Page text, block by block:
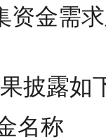
资金需
果披露如
名称